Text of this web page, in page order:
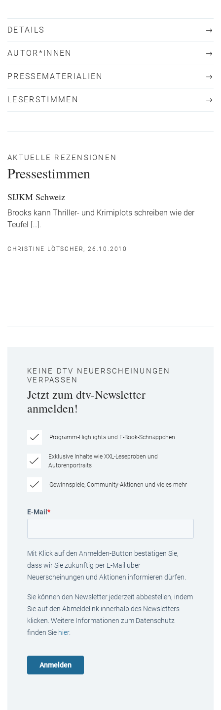
DETAILS
AUTOR*INNEN
PRESSEMATERIALIEN
LESERSTIMMEN
AKTUELLE REZENSIONEN
Pressestimmen
SIJKM Schweiz
Brooks kann Thriller- und Krimiplots schreiben wie der
Teufel […].
CHRISTINE LÖTSCHER, 26.10.2010
KEINE DTV NEUERSCHEINUNGEN
VERPASSEN
Jetzt zum dtv-Newsletter
anmelden!
Programm-Highlights und E-Book-Schnäppchen
Exklusive Inhalte wie XXL-Leseproben und
Autorenportraits
Gewinnspiele, Community-Aktionen und vieles mehr
E-Mail *
Mit Klick auf den Anmelden-Button bestätigen Sie,
dass wir Sie zukünftig per E-Mail über
Neuerscheinungen und Aktionen informieren dürfen.
Sie können den Newsletter jederzeit abbestellen, indem
Sie auf den Abmeldelink innerhalb des Newsletters
klicken. Weitere Informationen zum Datenschutz
finden Sie hier.